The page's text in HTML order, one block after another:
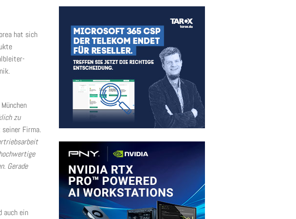
hat sich
zu
Firma.
Gerade
auch ein